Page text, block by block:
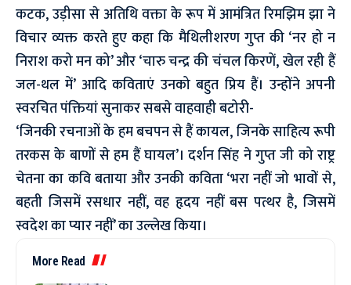
कटक, उड़ीसा से अतिथि वक्ता के रूप में आमंत्रित रिमझिम झा ने
विचार व्यक्त करते हुए कहा कि मैथिलीशरण गुप्त की ‘नर हो न
निराश करो मन को’ और ‘चारु चन्द्र की चंचल किरणें, खेल रही हैं
जल-थल में’ आदि कविताएं उनको बहुत प्रिय हैं। उन्होंने अपनी
स्वरचित पंक्तियां सुनाकर सबसे वाहवाही बटोरी-
‘जिनकी रचनाओं के हम बचपन से हैं कायल, जिनके साहित्य रूपी
तरकस के बाणों से हम हैं घायल’। दर्शन सिंह ने गुप्त जी को राष्ट्र
चेतना का कवि बताया और उनकी कविता ‘भरा नहीं जो भावों से,
बहती जिसमें रसधार नहीं, वह हृदय नहीं बस पत्थर है, जिसमें
स्वदेश का प्यार नहीं’ का उल्लेख किया।
More Read